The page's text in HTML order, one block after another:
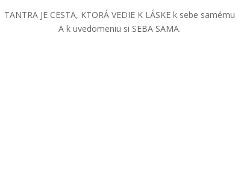
TANTRA JE CESTA, KTORÁ VEDIE K LÁSKE k sebe samému
A k uvedomeniu si SEBA SAMA.